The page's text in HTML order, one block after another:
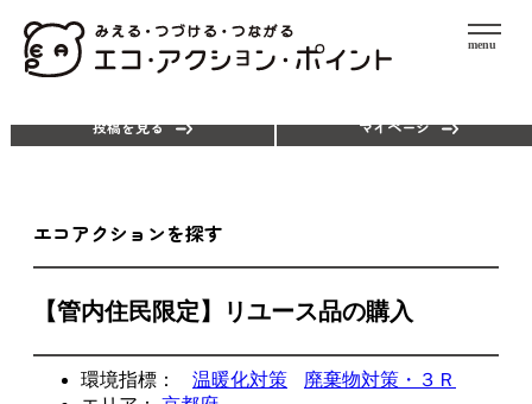
menu
投稿を見る
マイページ
エコアクションを探す
【管内住民限定】リユース品の購入
環境指標： 温暖化対策
廃棄物対策・３Ｒ